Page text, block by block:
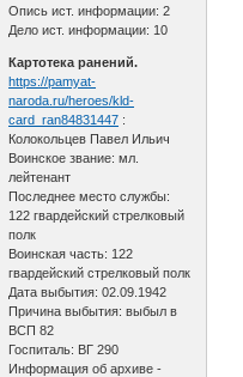
Опись ист. информации: 2
Дело ист. информации: 10
Картотека ранений.
https://pamyat-
naroda.ru/heroes/kld-
card_ran84831447 :
Колокольцев Павел Ильич
Воинское звание: мл.
лейтенант
Последнее место службы:
122 гвардейский стрелковый
полк
Воинская часть: 122
гвардейский стрелковый полк
Дата выбытия: 02.09.1942
Причина выбытия: выбыл в
ВСП 82
Госпиталь: ВГ 290
Информация об архиве -